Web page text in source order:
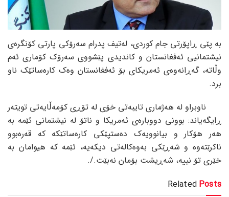
بە پێی ڕاپۆرتی جام کوردی، لەتیف پدرام سەرۆکی پارتی کۆنگرەی
نیشتمانیی ئەفغانستان و کاندیدی پێشووی سەرۆک کۆماری ئەم
وڵاتە، گەڕانەوەی ئەمریکای بۆ ئەفغانستان وەک کارەساتێک ناو
برد.
ناوبراو لە هەژماری تایبەتی خۆی لە تۆڕی کۆمەڵایەتی تویتەر
ڕایگەیاند: بوونی دووبارەی ئەمریکا و ناتۆ لە نیشتمانی ئێمە بە
هەر هۆکار و بیانوویەک دەستپێکی کارەساتێکە کە قەرەبوو
ناکرێتەوە و شەڕێکی بەوەکالەتی دیکەیە، ئێمە کە هیوامان بە
خێری تۆ نییە، شەڕیشت بۆمان نەبێت./.
Related Posts